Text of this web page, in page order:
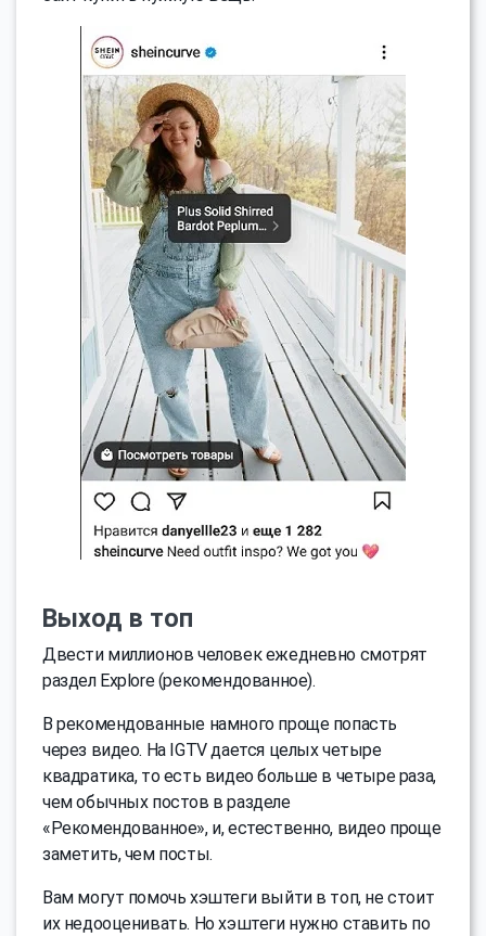
Выход в топ
Двести миллионов человек ежедневно смотрят
раздел Explore (рекомендованное).
В рекомендованные намного проще попасть
через видео. На IGTV дается целых четыре
квадратика, то есть видео больше в четыре раза,
чем обычных постов в разделе
«Рекомендованное», и, естественно, видео проще
заметить, чем посты.
Вам могут помочь хэштеги выйти в топ, не стоит
их недооценивать. Но хэштеги нужно ставить по